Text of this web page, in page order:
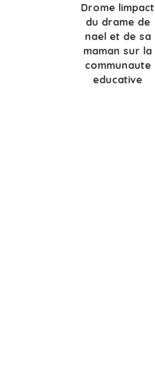
Drome limpact
du drame de
nael et de sa
maman sur la
communaute
educative